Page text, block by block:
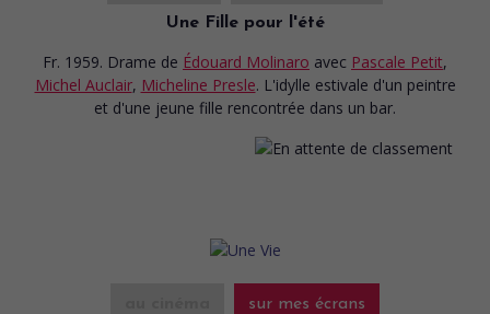
Une Fille pour l'été
Fr. 1959. Drame de Édouard Molinaro avec Pascale Petit,
Michel Auclair, Micheline Presle. L'idylle estivale d'un peintre
et d'une jeune fille rencontrée dans un bar.
sur mes écrans